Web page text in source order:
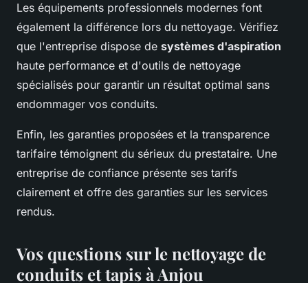
Les équipements professionnels modernes font
également la différence lors du nettoyage. Vérifiez
que l'entreprise dispose de systèmes d'aspiration
haute performance et d'outils de nettoyage
spécialisés pour garantir un résultat optimal sans
endommager vos conduits.
Enfin, les garanties proposées et la transparence
tarifaire témoignent du sérieux du prestataire. Une
entreprise de confiance présente ses tarifs
clairement et offre des garanties sur les services
rendus.
Vos questions sur le nettoyage de
conduits et tapis à Anjou